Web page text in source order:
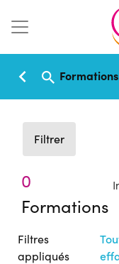
Formations
Filtrer
0
Formations
Filtres
appliqués